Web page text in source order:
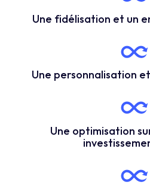
Une fidélisation et un
Une personnalisation
Une optimisation